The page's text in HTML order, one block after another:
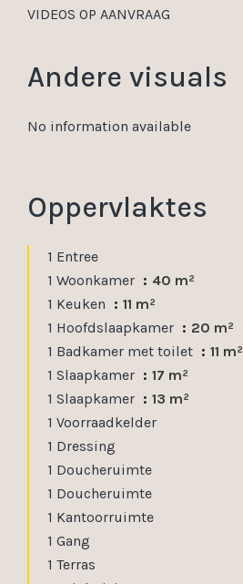
VIDEOS OP AANVRAAG
Andere visuals
No information available
Oppervlaktes
1 Entree
1 Woonkamer
40 m²
1 Keuken
11 m²
1 Hoofdslaapkamer
20 m²
1 Badkamer met toilet
11 m²
1 Slaapkamer
17 m²
1 Slaapkamer
13 m²
1 Voorraadkelder
1 Dressing
1 Doucheruimte
1 Doucheruimte
1 Kantoorruimte
1 Gang
1 Terras